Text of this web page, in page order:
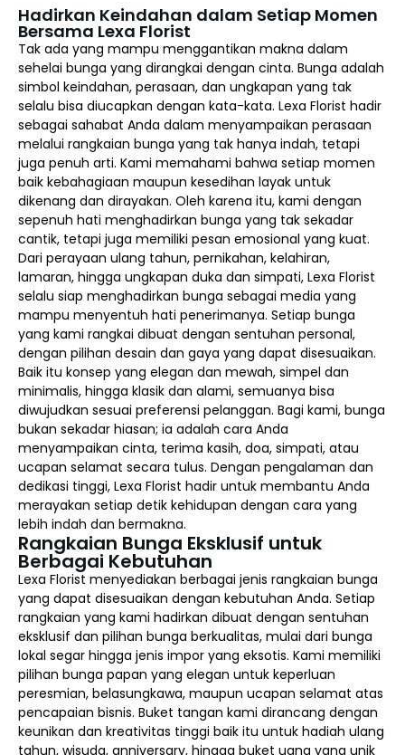
Hadirkan Keindahan dalam Setiap Momen
Bersama Lexa Florist
Tak ada yang mampu menggantikan makna dalam
sehelai bunga yang dirangkai dengan cinta. Bunga adalah
simbol keindahan, perasaan, dan ungkapan yang tak
selalu bisa diucapkan dengan kata-kata. Lexa Florist hadir
sebagai sahabat Anda dalam menyampaikan perasaan
melalui rangkaian bunga yang tak hanya indah, tetapi
juga penuh arti. Kami memahami bahwa setiap momen
baik kebahagiaan maupun kesedihan layak untuk
dikenang dan dirayakan. Oleh karena itu, kami dengan
sepenuh hati menghadirkan bunga yang tak sekadar
cantik, tetapi juga memiliki pesan emosional yang kuat.
Dari perayaan ulang tahun, pernikahan, kelahiran,
lamaran, hingga ungkapan duka dan simpati, Lexa Florist
selalu siap menghadirkan bunga sebagai media yang
mampu menyentuh hati penerimanya. Setiap bunga
yang kami rangkai dibuat dengan sentuhan personal,
dengan pilihan desain dan gaya yang dapat disesuaikan.
Baik itu konsep yang elegan dan mewah, simpel dan
minimalis, hingga klasik dan alami, semuanya bisa
diwujudkan sesuai preferensi pelanggan. Bagi kami, bunga
bukan sekadar hiasan; ia adalah cara Anda
menyampaikan cinta, terima kasih, doa, simpati, atau
ucapan selamat secara tulus. Dengan pengalaman dan
dedikasi tinggi, Lexa Florist hadir untuk membantu Anda
merayakan setiap detik kehidupan dengan cara yang
lebih indah dan bermakna.
Rangkaian Bunga Eksklusif untuk
Berbagai Kebutuhan
Lexa Florist menyediakan berbagai jenis rangkaian bunga
yang dapat disesuaikan dengan kebutuhan Anda. Setiap
rangkaian yang kami hadirkan dibuat dengan sentuhan
eksklusif dan pilihan bunga berkualitas, mulai dari bunga
lokal segar hingga jenis impor yang eksotis. Kami memiliki
pilihan bunga papan yang elegan untuk keperluan
peresmian, belasungkawa, maupun ucapan selamat atas
pencapaian bisnis. Buket tangan kami dirancang dengan
keunikan dan kreativitas tinggi baik itu untuk hadiah ulang
tahun, wisuda, anniversary, hingga buket uang yang unik